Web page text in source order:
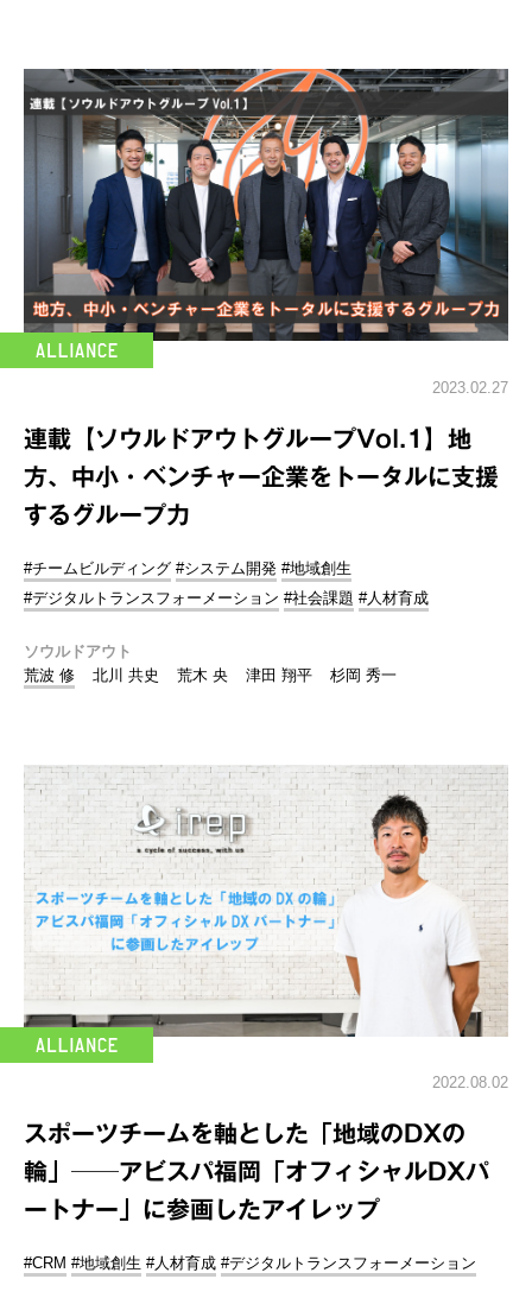
2023.02.27
連載【ソウルドアウトグループVol.1】地
方、中小・ベンチャー企業をトータルに支援
するグループ力
#チームビルディング #システム開発 #地域創生
#デジタルトランスフォーメーション #社会課題 #人材育成
ソウルドアウト
荒波 修
北川 共史 荒木 央 津田 翔平 杉岡 秀一
2022.08.02
スポーツチームを軸とした「地域のDXの
輪」──アビスパ福岡「オフィシャルDXパ
ートナー」に参画したアイレップ
#CRM #地域創生 #人材育成 #デジタルトランスフォーメーション